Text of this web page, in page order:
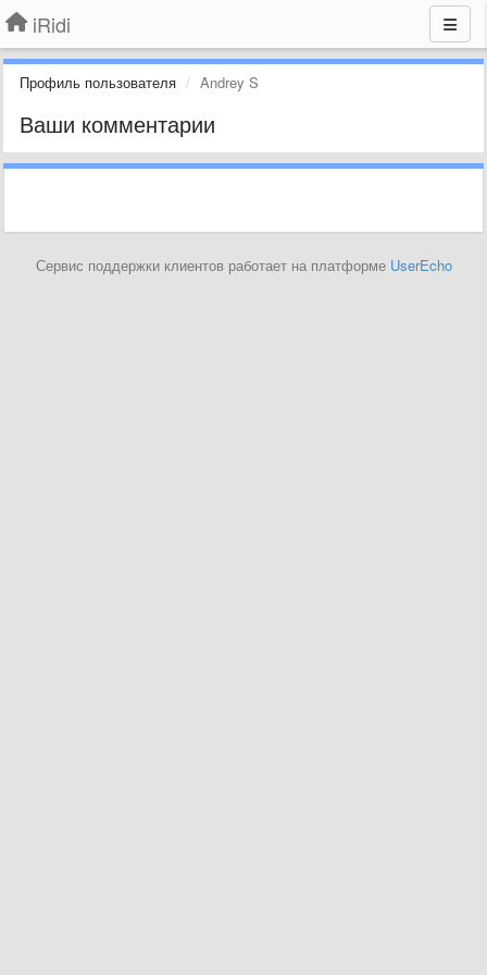
iRidi
Профиль пользователя Andrey S
Ваши комментарии
Сервис поддержки клиентов работает на платформе UserEcho